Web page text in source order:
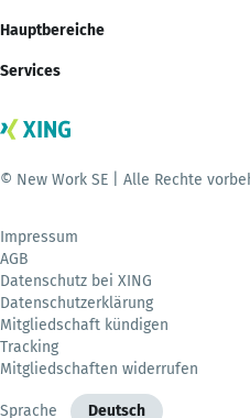
Hauptbereiche
Services
© New Work SE | Alle Rechte
Impressum
AGB
Datenschutz bei XING
Datenschutzerklärung
Mitgliedschaft kündigen
Tracking
Mitgliedschaften widerrufen
Sprache Deutsch